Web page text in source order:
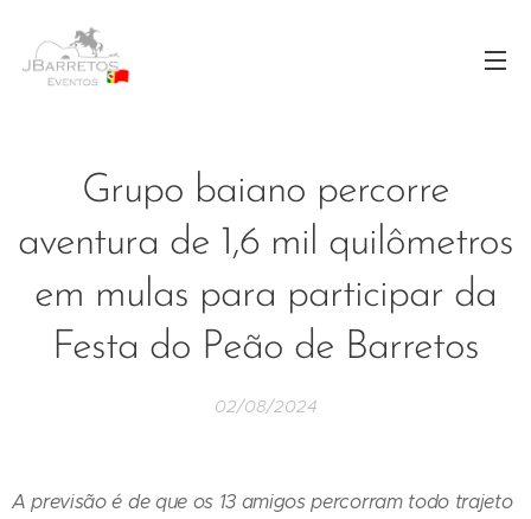
Grupo baiano percorre
aventura de 1,6 mil quilômetros
em mulas para participar da
Festa do Peão de Barretos
02/08/2024
A previsão é de que os 13 amigos percorram todo trajeto